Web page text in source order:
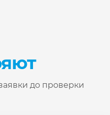
до проверки